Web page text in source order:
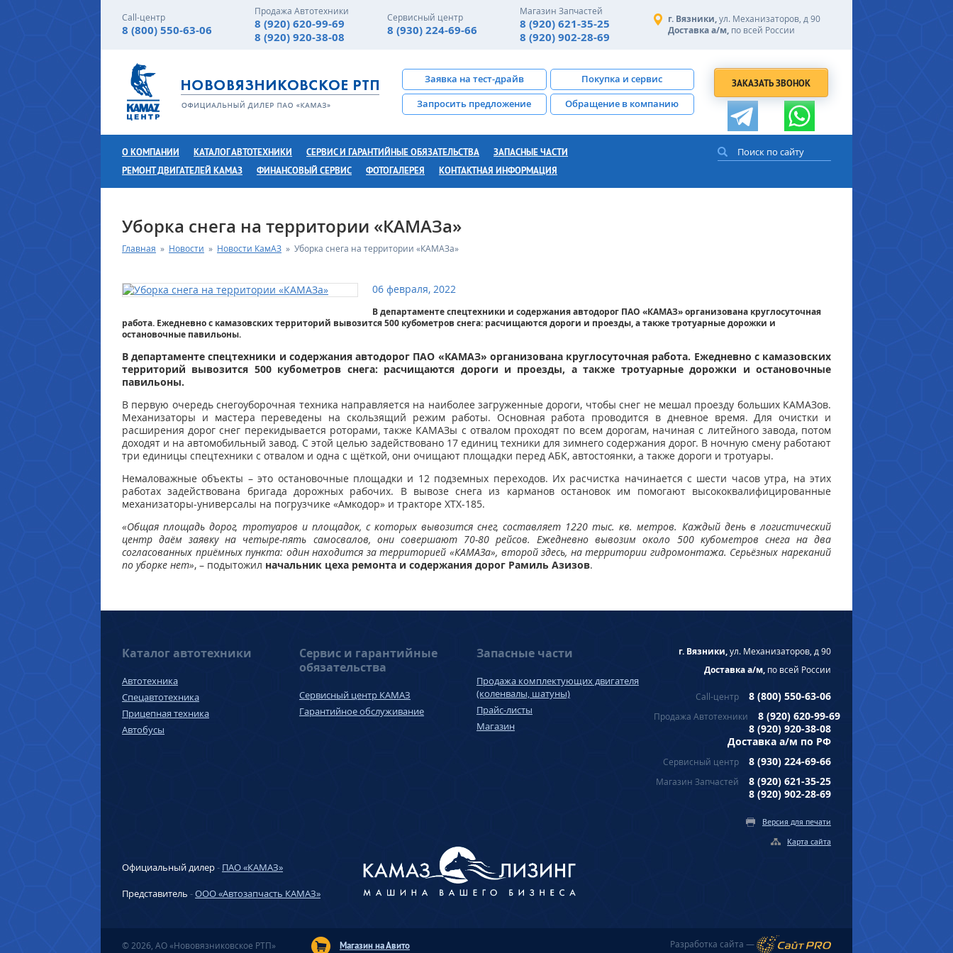
Call-центр
8 (800) 550-63-06
Продажа Автотехники
8 (920) 620-99-69
8 (920) 920-38-08
Сервисный центр
8 (930) 224-69-66
Магазин Запчастей
8 (920) 621-35-25
8 (920) 902-28-69
г. Вязники,ул. Механизаторов, д 90
Доставка а/м, по всей России
ЗАКАЗАТЬ ЗВОНОК
Заявка на тест-драйв
Покупка и сервис
Запросить предложение
Обращение в компанию
О КОМПАНИИ КАТАЛОГ АВТОТЕХНИКИ СЕРВИС И ГАРАНТИЙНЫЕ ОБЯЗАТЕЛЬСТВА
ЗАПАСНЫЕ ЧАСТИ
РЕМОНТ ДВИГАТЕЛЕЙ КАМАЗ
ФИНАНСОВЫЙ СЕРВИС ФОТОГАЛЕРЕЯ КОНТАКТНАЯ ИНФОРМАЦИЯ
Уборка снега на территории «КАМАЗа»
Главная » Новости » Новости КамАЗ » Уборка снега на территории «КАМАЗа»
06 февраля, 2022
В департаменте спецтехники и содержания автодорог ПАО «КАМАЗ» организована круглосуточная
работа. Ежедневно с камазовских территорий вывозится 500 кубометров снега: расчищаются дороги и проезды, а также тротуарные дорожки и
остановочные павильоны.
В департаменте спецтехники и содержания автодорог ПАО «КАМАЗ» организована круглосуточная работа. Ежедневно с камазовских
территорий вывозится 500 кубометров снега: расчищаются дороги и проезды, а также тротуарные дорожки и остановочные
павильоны.
В первую очередь снегоуборочная техника направляется на наиболее загруженные дороги, чтобы снег не мешал проезду больших КАМАЗов.
Механизаторы и мастера переведены на скользящий режим работы. Основная работа проводится в дневное время. Для очистки и
расширения дорог снег перекидывается роторами, также КАМАЗы с отвалом проходят по всем дорогам, начиная с литейного завода, потом
доходят и на автомобильный завод. С этой целью задействовано 17 единиц техники для зимнего содержания дорог. В ночную смену работают
три единицы спецтехники с отвалом и одна с щёткой, они очищают площадки перед АБК, автостоянки, а также дороги и тротуары.
Немаловажные объекты – это остановочные площадки и 12 подземных переходов. Их расчистка начинается с шести часов утра, на этих
работах задействована бригада дорожных рабочих. В вывозе снега из карманов остановок им помогают высококвалифицированные
механизаторы-универсалы на погрузчике «Амкодор» и тракторе ХТХ-185.
«Общая площадь дорог, тротуаров и площадок, с которых вывозится снег, составляет 1220 тыс. кв. метров. Каждый день в логистический
центр даём заявку на четыре-пять самосвалов, они совершают 70-80 рейсов. Ежедневно вывозим около 500 кубометров снега на два
согласованных приёмных пункта: один находится за территорией «КАМАЗа», второй здесь, на территории гидромонтажа. Серьёзных нареканий
по уборке нет», – подытожил начальник цеха ремонта и содержания дорог Рамиль Азизов.
Каталог автотехники
Автотехника
Спецавтотехника
Прицепная техника
Автобусы
Сервис и гарантийные
обязательства
Сервисный центр КАМАЗ
Гарантийное обслуживание
Запасные части
Продажа комплектующих двигателя
(коленвалы, шатуны)
Прайс-листы
Магазин
г. Вязники,ул. Механизаторов, д 90
Доставка а/м, по всей России
Call-центр 8 (800) 550-63-06
Продажа Автотехники
8 (920) 620-99-69
8 (920) 920-38-08
Доставка а/м по РФ
Сервисный центр 8 (930) 224-69-66
Магазин Запчастей
8 (920) 621-35-25
8 (920) 902-28-69
Версия для печати
Карта сайта
Официальный дилер- ПАО «КАМАЗ»
Представитель -ООО «Автозапчасть КАМАЗ»
© 2026, АО «Нововязниковское РТП» Магазин на Авито Разработка сайта —